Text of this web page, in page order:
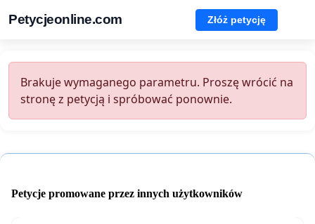
Petycjeonline.com Złóż petycję
Brakuje wymaganego parametru. Proszę wrócić na
stronę z petycją i spróbować ponownie.
Petycje promowane przez innych użytkowników